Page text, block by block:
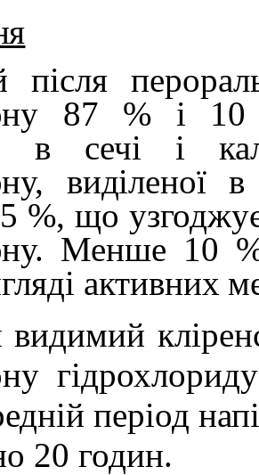
після
87 % і 10
в сечі і
виділеної
%, що
Менше 10
активних
видимий
період
20 годин.